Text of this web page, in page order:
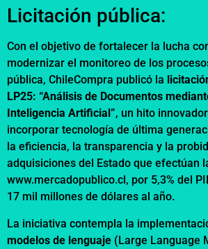
Licitación pública:
Con el objetivo de fortalecer la lucha
modernizar el monitoreo de los
pública, ChileCompra publicó la
LP25: “Análisis de Documentos
Inteligencia Artificial”, un hito
incorporar tecnología de última
la eficiencia, la transparencia y la
adquisiciones del Estado que efectúan
www.mercadopublico.cl, por 5,3% del
17 mil millones de dólares al año.
La iniciativa contempla la
modelos de lenguaje (Large Language